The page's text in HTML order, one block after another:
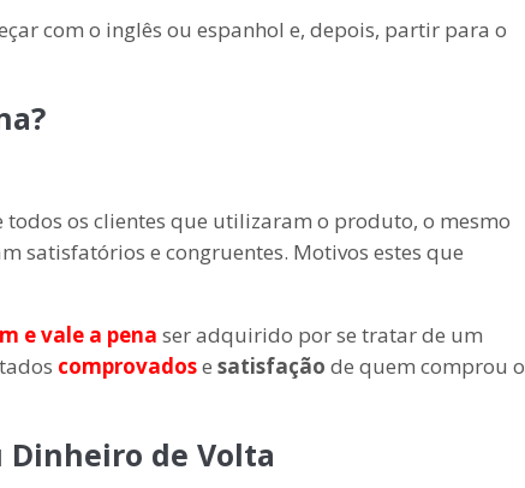
com o inglês ou espanhol e, depois, partir para o
os clientes que utilizaram o produto, o mesmo
satisfatórios e congruentes. Motivos estes que
e vale a pena ser adquirido por se tratar de um
comprovadose satisfação de quem comprou o
Dinheiro de Volta